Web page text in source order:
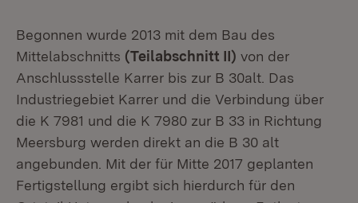
Begonnen wurde 2013 mit dem Bau des
Mittelabschnitts (Teilabschnitt II) von der
Anschlussstelle Karrer bis zur B 30alt. Das
Industriegebiet Karrer und die Verbindung über
die K 7981 und die K 7980 zur B 33 in Richtung
Meersburg werden direkt an die B 30 alt
angebunden. Mit der für Mitte 2017 geplanten
Fertigstellung ergibt sich hierdurch für den